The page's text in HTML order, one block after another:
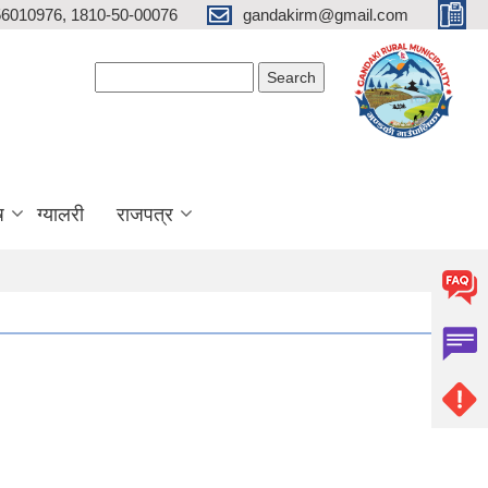
1810-50-00076 gandakirm@gmail.com
ग्यालरी राजपत्र